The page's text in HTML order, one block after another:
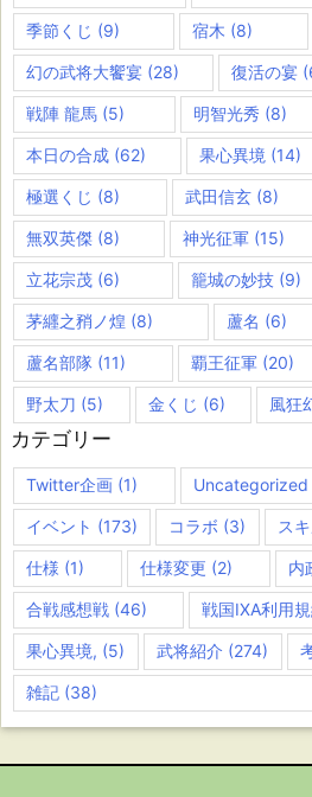
季節くじ (9) 宿木 (8)
幻の武将大饗宴 (28) 復活の宴
戦陣 龍馬 (5) 明智光秀 (8)
本日の合成 (62) 果心異境 (14)
極選くじ (8) 武田信玄 (8)
無双英傑 (8) 神光征軍(15)
立花宗茂 (6) 籠城の妙技(9)
茅纒之矟ノ煌 (8) 蘆名 (6)
蘆名部隊 (11) 覇王征軍 (20)
野太刀 (5) 金くじ (6) 風狂
カテゴリー
Twitter企画 (1) Uncategorized
イベント (173) コラボ (3) ス
仕様 (1) 仕様変更 (2) 内
合戦感想戦 (46) 戦国IXA利用
果心異境, (5) 武将紹介 (274)
雑記 (38)